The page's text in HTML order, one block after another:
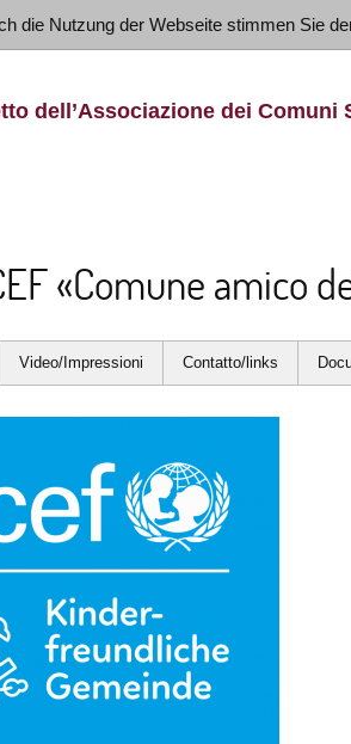
die Nutzung der Webseite stimmen Sie
dell’Associazione dei Comuni
«Comune amico
Video/Impressioni Contatto/links